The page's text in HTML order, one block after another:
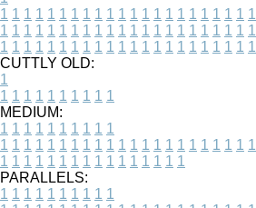
1 1 1 1 1 1 1 1 1 1 1 1 1 1 1 1 1 1 1 1 1 1
1 1 1 1 1 1 1 1 1 1 1 1 1 1 1 1 1 1 1 1 1 1
1 1 1 1 1 1 1 1 1 1 1 1 1 1 1 1 1 1 1 1 1 1
CUTTLY OLD:
1
1 1 1 1 1 1 1 1 1 1
MEDIUM:
1 1 1 1 1 1 1 1 1 1
1 1 1 1 1 1 1 1 1 1 1 1 1 1 1 1 1 1 1 1 1 1
1 1 1 1 1 1 1 1 1 1 1 1 1 1 1 1
PARALLELS:
1 1 1 1 1 1 1 1 1 1